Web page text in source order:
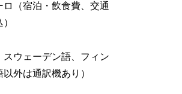
ロ（宿泊・飲食費、交通
ウェーデン語、フィン
外は通訳機あり）